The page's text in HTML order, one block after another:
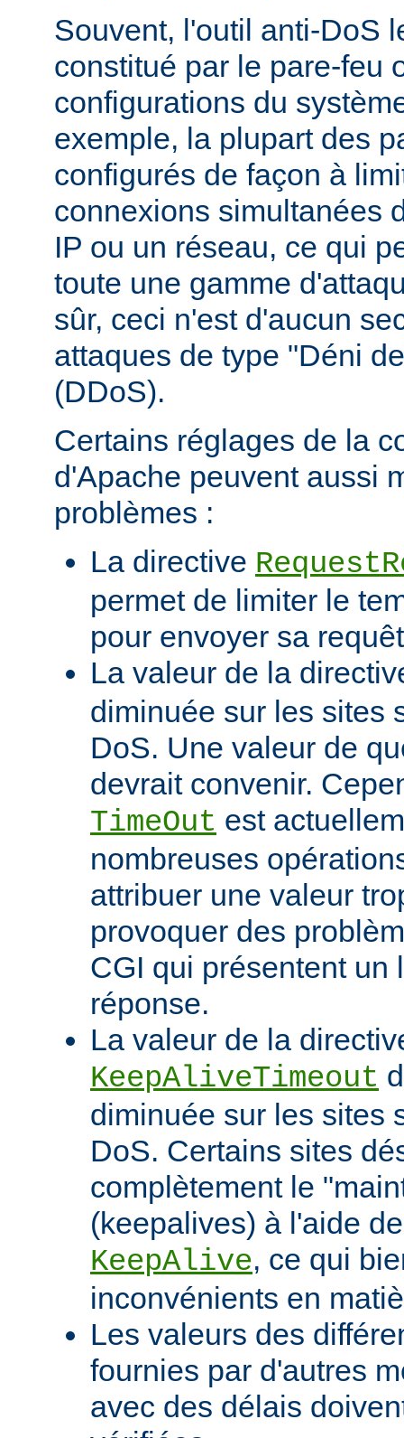
Souvent, l'outil anti-DoS
constitué par le pare-feu
configurations du
exemple, la plupart des
configurés de façon à
connexions simultanées
IP ou un réseau, ce qui
toute une gamme
sûr, ceci n'est d'aucun
attaques de type "Déni
(DDoS).
Certains réglages de la
d'Apache peuvent aussi
problèmes :
La directive
permet de limiter le
pour envoyer sa
La valeur de la
diminuée sur les sites
DoS. Une valeur de
devrait convenir.
TimeOut est
nombreuses
attribuer une valeur
provoquer des
CGI qui présentent un
réponse.
La valeur de la
KeepAliveTimeout
diminuée sur les sites
DoS. Certains sites
complètement le
(keepalives) à l'aide
KeepAlive, ce qui
inconvénients en
Les valeurs des
fournies par d'autres
avec des délais